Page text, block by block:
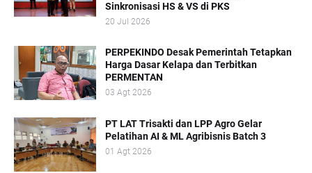
Sinkronisasi HS & VS di PKS
20 Jul 2026
PERPEKINDO Desak Pemerintah Tetapkan
Harga Dasar Kelapa dan Terbitkan
PERMENTAN
03 Agt 2026
PT LAT Trisakti dan LPP Agro Gelar
Pelatihan AI & ML Agribisnis Batch 3
01 Agt 2026